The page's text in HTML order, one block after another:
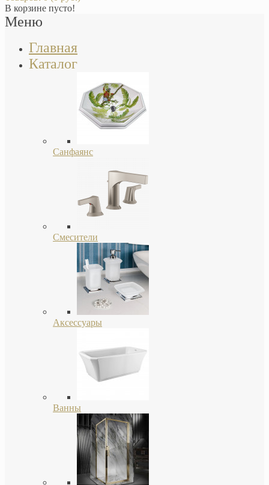
В корзине пусто!
Меню
Главная
Каталог
Санфаянс
Смесители
Аксессуары
Ванны